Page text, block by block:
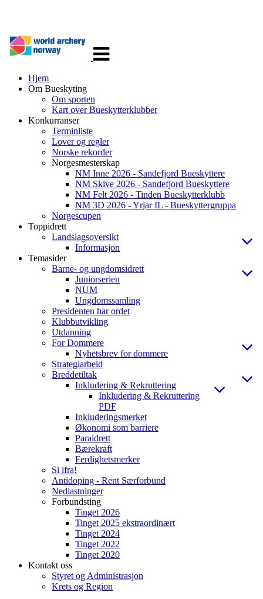
navigasjon
Hjem
Om Bueskyting
Om sporten
Kart over Bueskytterklubber
Konkurranser
Terminliste
Lover og regler
Norske rekorder
Norgesmesterskap
NM Inne 2026 - Sandefjord Bueskyttere
NM Skive 2026 - Sandefjord Bueskyttere
NM Felt 2026 - Tinden Bueskytterklubb
NM 3D 2026 - Yrjar IL - Bueskyttergruppa
Norgescupen
Toppidrett
Landslagsoversikt
Informasjon
Temasider
Barne- og ungdomsidrett
Juniorserien
NUM
Ungdomssamling
Presidenten har ordet
Klubbutvikling
Utdanning
For Dommere
Nyhetsbrev for dommere
Strategiarbeid
Breddetiltak
Inkludering & Rekruttering
Inkludering & Rekruttering
PDF
Inkluderingsmerket
Økonomi som barriere
Paraidrett
Bærekraft
Ferdighetsmerker
Si ifra!
Antidoping - Rent Særforbund
Nedlastninger
Forbundsting
Tinget 2026
Tinget 2025 ekstraordinært
Tinget 2024
Tinget 2022
Tinget 2020
Kontakt oss
Styret og Administrasjon
Krets og Region